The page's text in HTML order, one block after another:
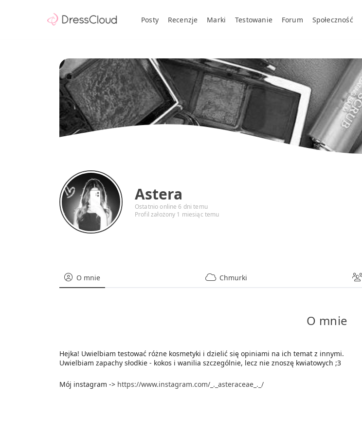
Posty Recenzje Marki Testowanie Forum Społeczność
Astera
Ostatnio online 6 dni temu
Profil założony 1 miesiąc temu
O mnie Chmurki
O mnie
Hejka! Uwielbiam testować różne kosmetyki i dzielić się opiniami na ich temat z innymi.
Uwielbiam zapachy słodkie - kokos i wanilia szczególnie, lecz nie znoszę kwiatowych ;3
Mój instagram -> https://www.instagram.com/_._asteraceae_._/